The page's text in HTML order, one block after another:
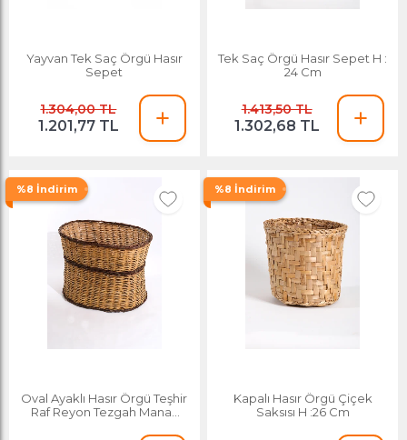
Yayvan Tek Saç Örgü Hasır
Sepet
1.304,00 TL
1.201,77 TL
Tek Saç Örgü Hasır Sepet H :
24 Cm
1.413,50 TL
1.302,68 TL
%8 İndirim
Oval Ayaklı Hasır Örgü Teşhir
Raf Reyon Tezgah Manav
%8 İndirim
Kapalı Hasır Örgü Çiçek
Saksısı H :26 Cm